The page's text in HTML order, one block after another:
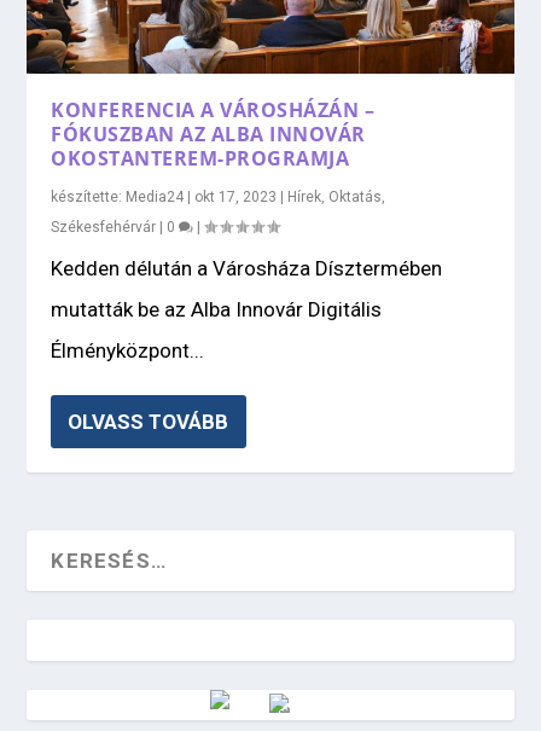
KONFERENCIA A VÁROSHÁZÁN –
FÓKUSZBAN AZ ALBA INNOVÁR
OKOSTANTEREM-PROGRAMJA
készítette: Media24 | okt 17, 2023 | Hírek Oktatás
Székesfehérvár | 0 |
Kedden délután a Városháza Dísztermében
mutatták be az Alba Innovár Digitális
Élményközpont...
OLVASS TOVÁBB
Vörösmarty Rádió